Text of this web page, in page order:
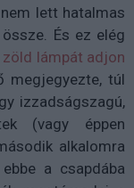
lett hatalmas
És ez elég
lámpát adjon
megjegyezte, túl
izzadságszagú,
(vagy éppen
alkalomra
a csapdába